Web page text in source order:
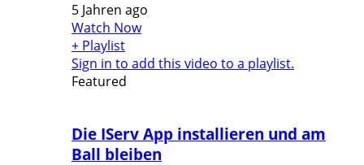
5 Jahren ago
Watch Now
+ Playlist
Sign in to add this video to a playlist.
Featured
Die IServ App installieren und am
Ball bleiben